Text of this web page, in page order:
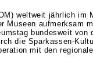
weltweit jährlich im
Museen aufmerksam
bundesweit von
die Sparkassen-
mit den